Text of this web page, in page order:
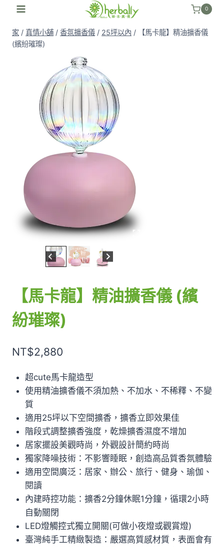
0
家 / 真情小舖 / 香氛擴香儀 / 25坪以內 /
【馬卡龍】精油擴香儀
(繽紛璀璨)
【馬卡龍】精油擴香儀 (繽
紛璀璨)
NT$2,880
超cute馬卡龍造型
使用精油擴香儀不須加熱、不加水、不稀釋、不變
質
適用25坪以下空間擴香，擴香立即效果佳
階段式調整擴香強度，乾燥擴香濕度不增加
居家擺設美觀時尚，外觀設計簡約時尚
獨家降噪技術：不影響睡眠，創造高品質香氛體驗
適用空間廣泛：居家、辦公、旅行、健身、瑜伽、
閱讀
內建時控功能：擴香2分鐘休眠1分鐘，循環2小時
自動關閉
LED燈觸控式獨立開關(可做小夜燈或觀賞燈)
臺灣純手工精緻製造：嚴選高質感材質，表面會有